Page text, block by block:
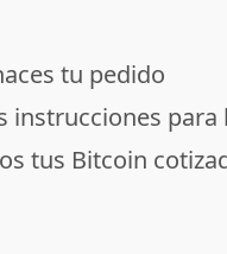
tu pedido
instrucciones
tus Bitcoin